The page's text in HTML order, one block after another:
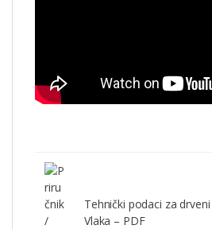
Tehnički podaci za
Vlaka – PDF